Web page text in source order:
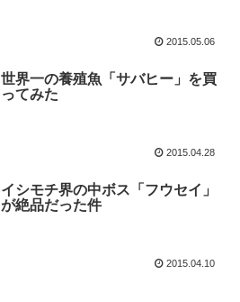
2015.05.06
世界一の養殖魚「サバヒー」を買
ってみた
2015.04.28
イシモチ界の中ボス「フウセイ」
が絶品だった件
2015.04.10